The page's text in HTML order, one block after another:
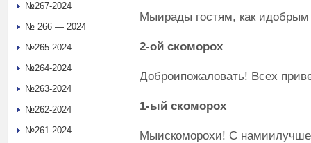
Мыирады гостям, как
2-ой скоморох
Доброипожаловать! Всех
1-ый скоморох
Мыискоморохи! С намиилучше
№267-2024
№ 266 — 2024
№265-2024
№264-2024
№263-2024
№262-2024
№261-2024